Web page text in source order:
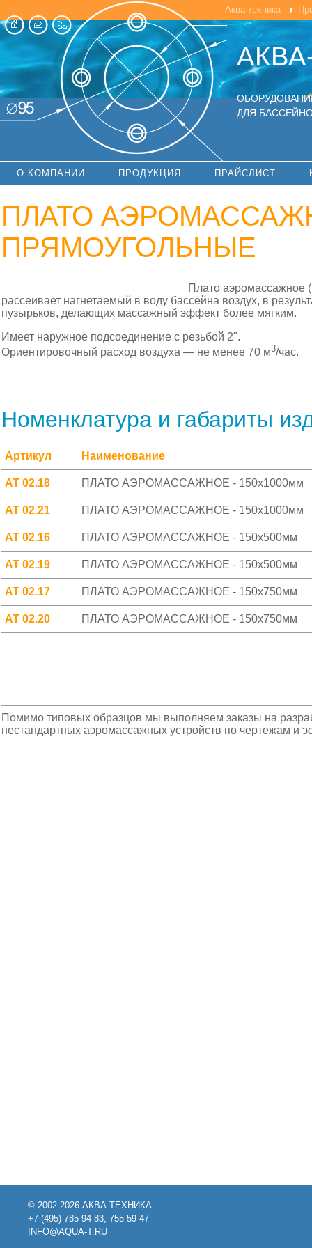
Аква-техника
ДЛЯ
О КОМПАНИИ ПРОДУКЦИЯ ПРАЙСЛИСТ
ПЛАТО
ПРЯМОУГОЛЬНЫЕ
Плато аэромассажное
рассеивает нагнетаемый в воду бассейна воздух, в
пузырьков, делающих массажный эффект более мягким.
Имеет наружное подсоединение с резьбой 2".
Ориентировочный расход воздуха — не менее 70 м3/час.
Номенклатура и габариты
Артикул Наименование
АТ 02.18 ПЛАТО АЭРОМАССАЖНОЕ - 150х1000мм
АТ 02.21 ПЛАТО АЭРОМАССАЖНОЕ - 150х1000мм
АТ 02.16 ПЛАТО АЭРОМАССАЖНОЕ - 150х500мм
АТ 02.19 ПЛАТО АЭРОМАССАЖНОЕ - 150х500мм
АТ 02.17 ПЛАТО АЭРОМАССАЖНОЕ - 150х750мм
АТ 02.20 ПЛАТО АЭРОМАССАЖНОЕ - 150х750мм
Помимо типовых образцов мы выполняем заказы на
нестандартных аэромассажных устройств по чертежам и
© 2002-2026 АКВА-ТЕХНИКА
+7 (495) 785-94-83, 755-59-47
INFO@AQUA-T.RU